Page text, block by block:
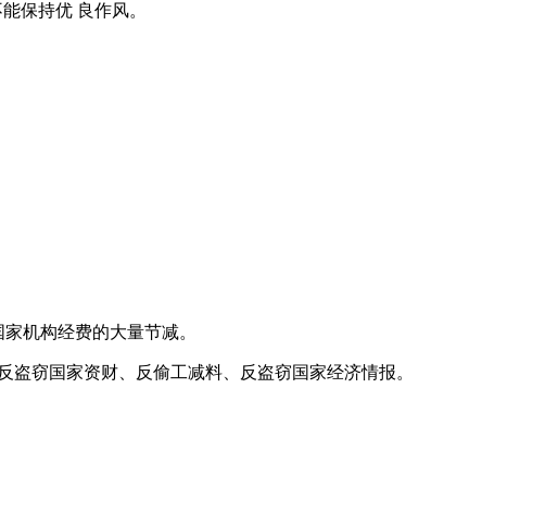
保持优 良作风。
机构经费的大量节减。
盗窃国家资财、反偷工减料、反盗窃国家经济情报。